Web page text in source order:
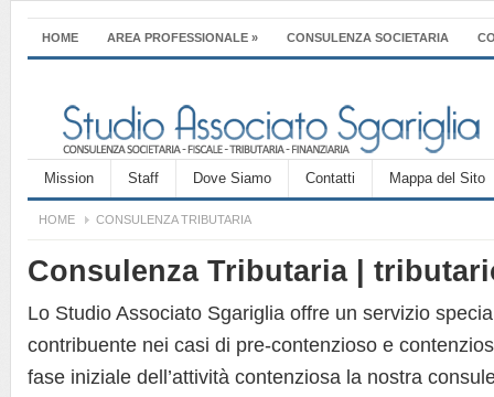
HOME AREA PROFESSIONALE » CONSULENZA SOCIETARIA
Mission Staff Dove Siamo Contatti Mappa del Sito
HOME CONSULENZA TRIBUTARIA
Consulenza Tributaria |
Lo Studio Associato Sgariglia offre un servizio
contribuente nei casi di pre-contenzioso e
fase iniziale dell’attività contenziosa la nostra